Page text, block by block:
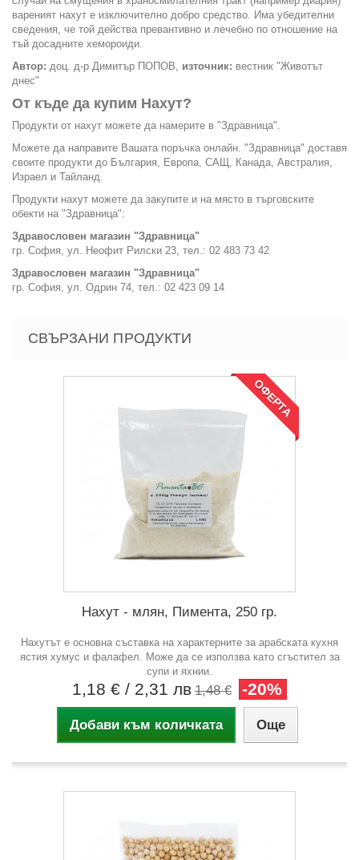
вареният нахут е изключително добро средство. Има убедителни
сведения, че той действа превантивно и лечебно по отношение на
тъй досадните хемороиди.
Автор: доц. д-р Димитър ПОПОВ, източник: вестник "Животът
днес"
От къде да купим Нахут?
Продукти от нахут можете да намерите в "Здравница".
Можете да направите Вашата поръчка онлайн. "Здравница" доставя
своите продукти до България, Европа, САЩ, Канада, Австралия,
Израел и Тайланд.
Продукти нахут можете да закупите и на място в търговските
обекти на "Здравница":
Здравословен магазин "Здравница"
гр. София, ул. Неофит Рилски 23, тел.: 02 483 73 42
Здравословен магазин "Здравница"
гр. София, ул. Одрин 74, тел.: 02 423 09 14
СВЪРЗАНИ ПРОДУКТИ
ОФЕРТА
Нахут - млян, Пимента, 250 гр.
Нахутът е основна съставка на характерните за арабската кухня
ястия хумус и фалафел. Може да се използва като сгъстител за
супи и яхнии.
1,18 € / 2,31 лв 1,48 € -20%
Добави към количката Още